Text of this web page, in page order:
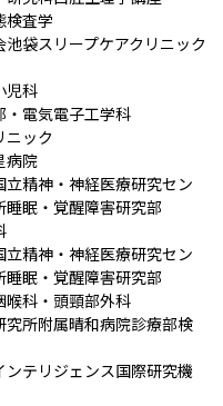
検査学
袋スリープケアクリニック
児科
・電気電子工学科
ニック
病院
立精神・神経医療研究セン
眠・覚醒障害研究部
立精神・神経医療研究セン
眠・覚醒障害研究部
喉科・頭頸部外科
究所附属晴和病院診療部検
ンテリジェンス国際研究機